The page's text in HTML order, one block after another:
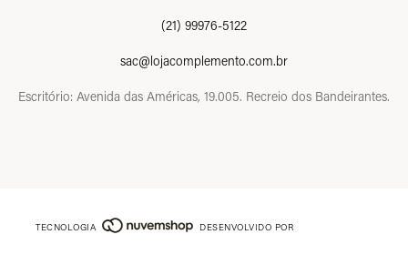
(21) 99976-5122
sac@lojacomplemento.com.br
Escritório: Avenida das Américas, 19.005. Recreio dos Bandeirantes.
TECNOLOGIA DESENVOLVIDO POR